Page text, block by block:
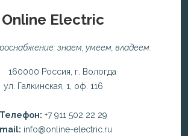
Online Electric
знаем, умеем, владеем.
160000 Россия, г. Вологда
ул. Галкинская, 1, оф. 116
Телефон: +7 911 502 22 29
info@online-electric.ru